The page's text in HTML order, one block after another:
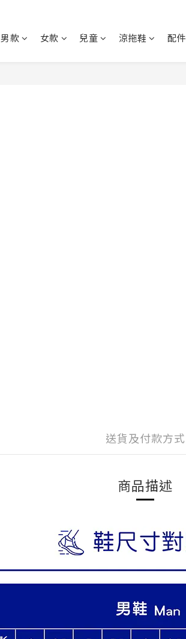
男款 女款 兒童 涼拖鞋 配件
送貨及付款方式
商品描述